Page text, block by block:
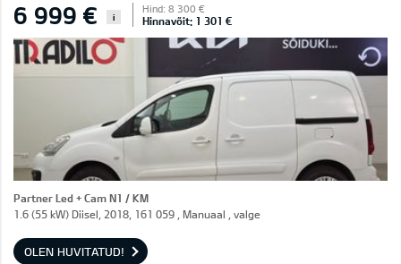
6 999 € i
Hind: 8 300 €
Hinnavõit: 1 301 €
Partner Led + Cam N1 / KM
1.6 (55 kW) Diisel, 2018, 161 059 , Manuaal , valge
OLEN HUVITATUD!